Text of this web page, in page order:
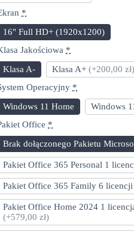
*
16" Full HD+ (1920x1200)
Jakościowa *
Klasa A-
Klasa A+ (+200,00 zł)
Operacyjny *
Windows 11 Home
Windows
Office *
Brak dołączonego Pakietu
Pakiet Office 365 Personal 1
Pakiet Office 365 Family 6 licencji
Pakiet Office Home 2024 1
(+579,00 zł)